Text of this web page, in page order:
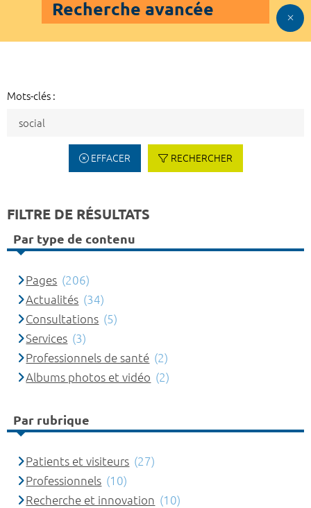
Recherche avancée
Mots-clés :
EFFACER RECHERCHER
FILTRE DE RÉSULTATS
Par type de contenu
Pages (206)
Actualités (34)
Consultations (5)
Services (3)
Professionnels de santé (2)
Albums photos et vidéo (2)
Par rubrique
Patients et visiteurs (27)
Professionnels (10)
Recherche et innovation (10)